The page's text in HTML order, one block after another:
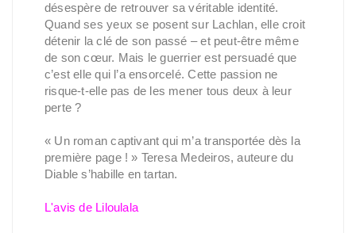
désespère de retrouver sa véritable identité.
Quand ses yeux se posent sur Lachlan, elle croit
détenir la clé de son passé – et peut-être même
de son cœur. Mais le guerrier est persuadé que
c’est elle qui l’a ensorcelé. Cette passion ne
risque-t-elle pas de les mener tous deux à leur
perte ?
« Un roman captivant qui m’a transportée dès la
première page ! » Teresa Medeiros, auteure du
Diable s’habille en tartan.
L'avis de Liloulala